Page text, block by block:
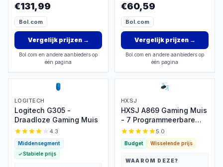
€131,99
Bol.com
Vergelijk prijzen→
Bol.com en andere aanbieders op
één pagina
€60,59
Bol.com
Vergelijk prijzen→
Bol.com en andere aanbieders op
één pagina
LOGITECH
Logitech G305 -
Draadloze Gaming Muis
4.3
Middensegment
Stabiele prijs
HXSJ
HXSJ A869 Gaming Muis
- 7 Programmeerbare
Knoppen, DPI 3200
5.0
Budget Wisselende prijs
WAAROM DEZE?